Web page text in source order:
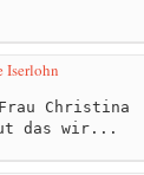
Iserlohn
Christina
das wir...